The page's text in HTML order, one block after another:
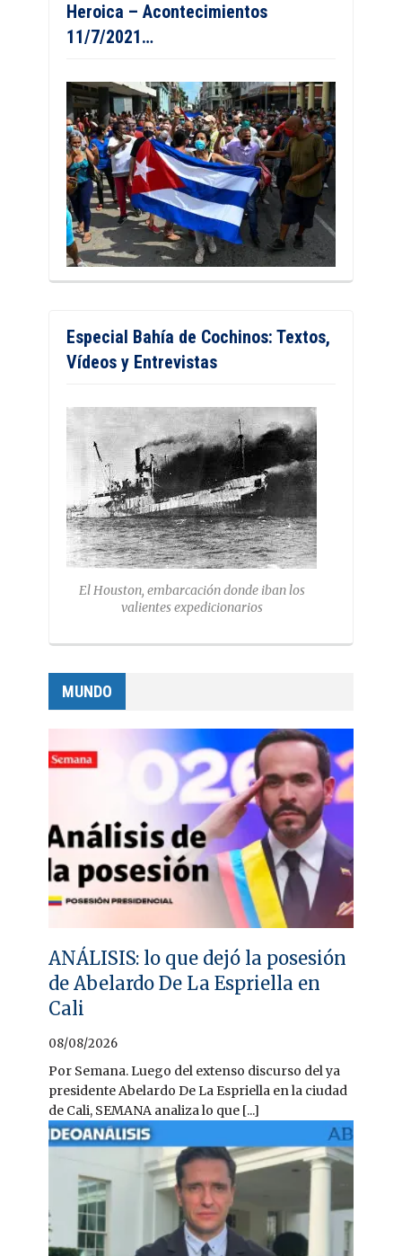
Heroica – Acontecimientos
11/7/2021…
Especial Bahía de Cochinos: Textos,
Vídeos y Entrevistas
El Houston, embarcación donde iban los
valientes expedicionarios
MUNDO
ANÁLISIS: lo que dejó la posesión
de Abelardo De La Espriella en
Cali
08/08/2026
Por Semana. Luego del extenso discurso del ya
presidente Abelardo De La Espriella en la ciudad
de Cali, SEMANA analiza lo que [...]